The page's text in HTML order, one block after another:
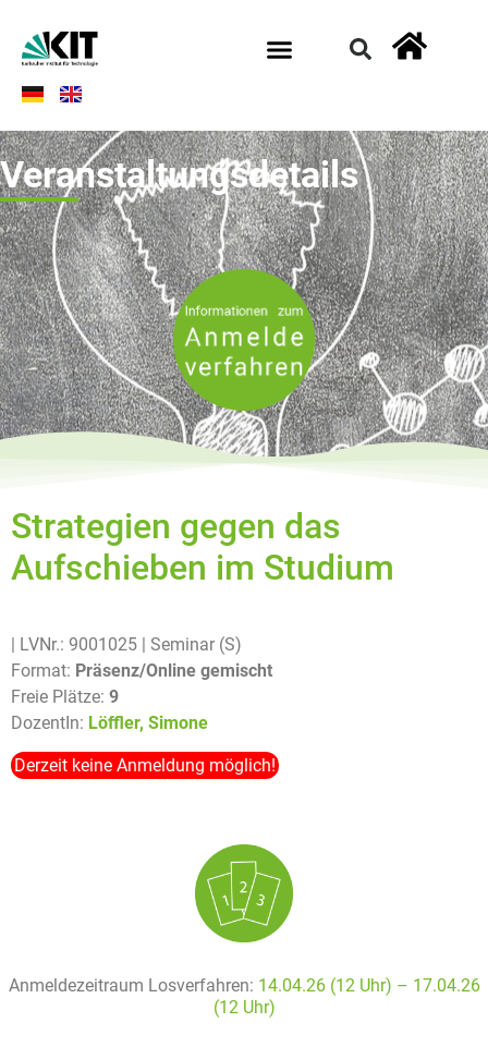
Veranstaltungsdetails
Strategien gegen das
Aufschieben im Studium
| LVNr.: 9001025
| Seminar (S)
Format: Präsenz/Online gemischt
Freie Plätze: 9
DozentIn: Löffler, Simone
Derzeit keine Anmeldung möglich!
Anmeldezeitraum Losverfahren: 14.04.26 (12 Uhr) – 17.04.26
(12 Uhr)